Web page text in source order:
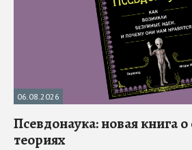
06.08.2026
Псевдонаука: новая книга
теориях